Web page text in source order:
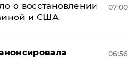
о восстановлении
и США
07:00
06:56